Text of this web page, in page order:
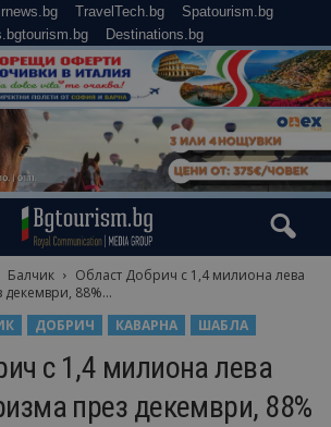
TravelTech.bg
Spatourism.bg
Destinations.bg
Балчик
Област Добрич с 1,4 милиона лева
декември, 88%...
ДОБРИЧ КАВАРНА ШАБЛА
с 1,4 милиона лева
през декември, 88%